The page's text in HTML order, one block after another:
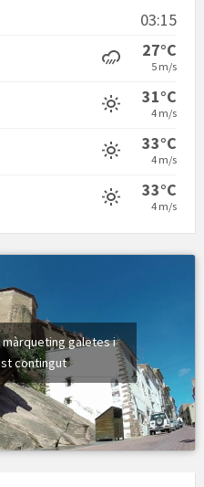
03:15
27°C
5 m/s
31°C
4 m/s
33°C
4 m/s
33°C
4 m/s
galetes i
contingut